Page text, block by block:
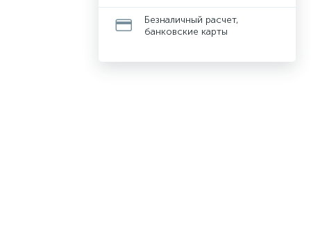
Безналичный расчет,
банковские карты